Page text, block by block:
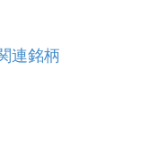
連銘柄